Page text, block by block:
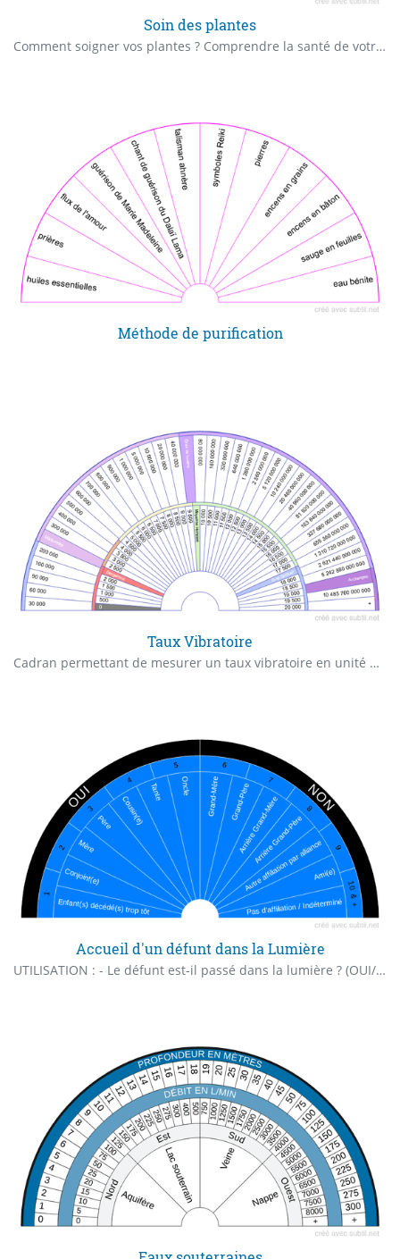
Soin des plantes
Comment soigner vos plantes ? Comprendre la santé de votre plante en la plaçant près de votre main pendant que vous ferez aller le pendule sur chaque feuille….
Méthode de purification
Taux Vibratoire
Cadran permettant de mesurer un taux vibratoire en unité Bovis. ( avec quelques références pour pouvoir mieux se situer )
Accueil d'un défunt dans la Lumière
UTILISATION : - Le défunt est-il passé dans la lumière ? (OUI/NON) - Le défunt a-t-il été accueilli dans la lumière après la mort ? (OUI/NON) - ... toute(s) autre(s) question(s) ayant une réponse par OUI/NON sur le défunt... - Nombre entité(s) ayant accueilli le défunt ("1" à "10 & +") - Affiliation(s) de l' (des) entité(s) ayant accueilli le défunt ("Enfant..." à "... / Indéterminé")